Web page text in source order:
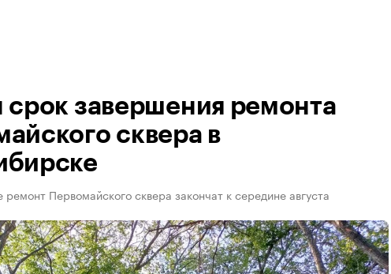
срок завершения ремонта
сквера в
Первомайского сквера закончат к середине августа